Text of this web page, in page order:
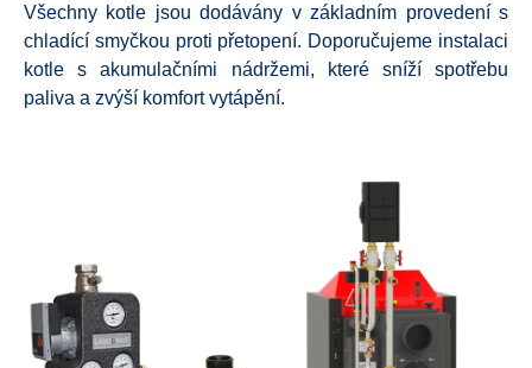
Všechny kotle jsou dodávány v základním provedení s
chladící smyčkou proti přetopení. Doporučujeme instalaci
kotle s akumulačními nádržemi, které sníží spotřebu
paliva a zvýší komfort vytápění.